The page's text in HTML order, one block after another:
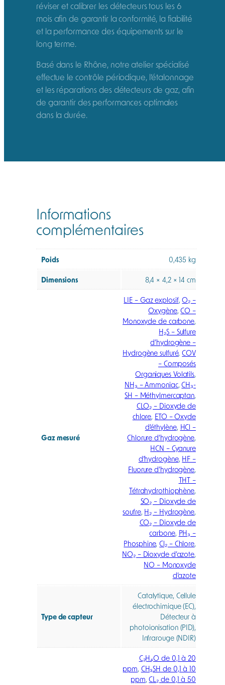
réviser et calibrer les détecteurs tous les 6
mois afin de garantir la conformité, la fiabilité
et la performance des équipements sur le
long terme.
Basé dans le Rhône, notre atelier spécialisé
effectue le contrôle périodique, l’étalonnage
et les réparations des détecteurs de gaz, afin
de garantir des performances optimales
dans la durée.
Informations
complémentaires
Poids 0,435 kg
Dimensions 8,4 × 4,2 × 14 cm
Gaz mesuré
LIE – Gaz explosif,O₂ –
Oxygène,CO –
Monoxyde de carbone,
H₂S – Sulfure
d’hydrogène –
Hydrogène sulfuré,COV
– Composés
Organiques Volatils,
NH₃ – Ammoniac,CH₃-
SH – Méthylmercaptan,
CLO₂ – Dioxyde de
chlore, ETO – Oxyde
d’éthylène, HCl –
Chlorure d’hydrogène,
HCN – Cyanure
d’hydrogène, HF –
Fluorure d’hydrogène,
THT –
Tétrahydrothiophène,
SO₂ – Dioxyde de
soufre, H₂ – Hydrogène,
CO₂ – Dioxyde de
carbone, PH₃ –
Phosphine,Cl₂ – Chlore,
NO₂ – Dioxyde d’azote,
NO – Monoxyde
d’azote
Type de capteur
Catalytique, Cellule
électrochimique (EC),
Détecteur à
photoionisation (PID),
Infrarouge (NDIR)
C₂H₄O de 0,1 à 20
ppm, CH₃SH de 0,1 à 10
ppm,CL₂ de 0,1 à 50